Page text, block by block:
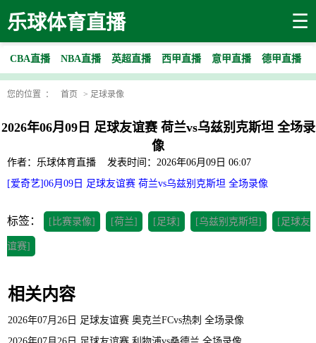
乐球体育直播 ☰
CBA直播 NBA直播 英超直播 西甲直播 意甲直播 德甲直播
您的位置 ： 首页 > 足球录像
2026年06月09日 足球友谊赛 荷兰vs乌兹别克斯坦 全场录
像
作者：乐球体育直播
发表时间：2026年06月09日 06:07
[爱奇艺]06月09日 足球友谊赛 荷兰vs乌兹别克斯坦 全场录像
标签： [比赛录像] [荷兰] [足球] [乌兹别克斯坦] [足球友
谊赛]
相关内容
2026年07月26日 足球友谊赛 奥克兰FCvs热刺 全场录像